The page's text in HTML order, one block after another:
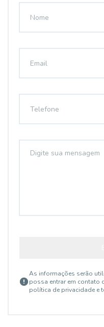
As informações serão
possa entrar em contato
política de privacidade e